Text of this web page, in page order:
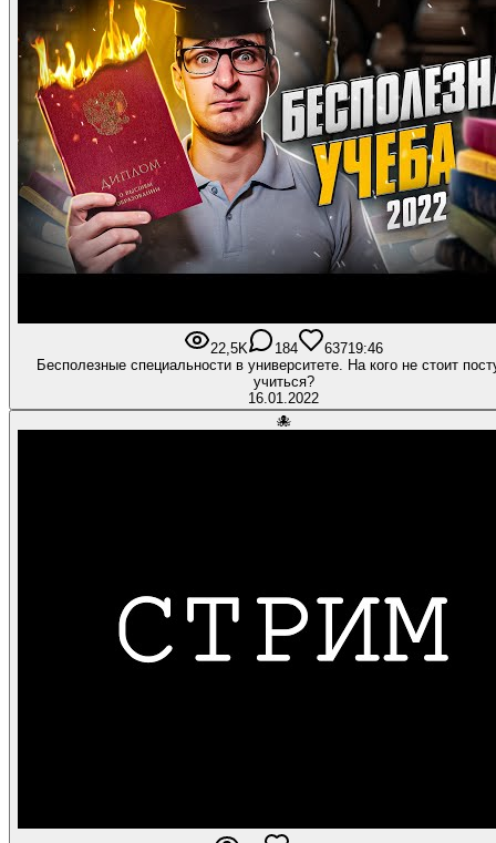
22,5K 184 63719:46
Бесполезные специальности в университете. На кого не стоит
учиться?
16.01.2022
🐙